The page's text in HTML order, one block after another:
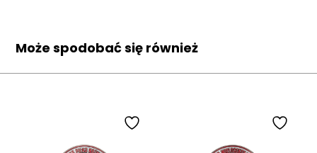
Może spodobać się również